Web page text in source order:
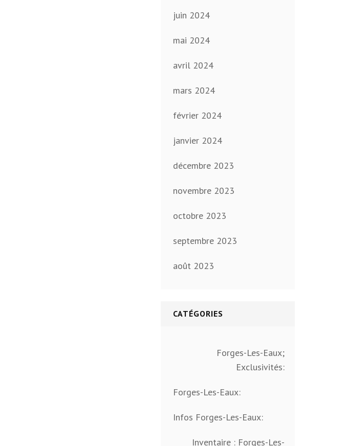
juin 2024
mai 2024
avril 2024
mars 2024
février 2024
janvier 2024
décembre 2023
novembre 2023
octobre 2023
septembre 2023
août 2023
CATÉGORIES
Forges-Les-Eaux;
Exclusivités:
Forges-Les-Eaux:
Infos Forges-Les-Eaux:
Inventaire : Forges-Les-